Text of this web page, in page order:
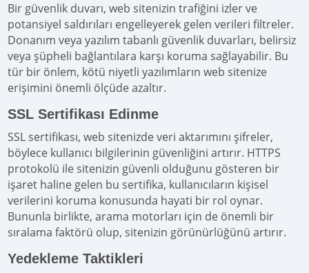
Bir güvenlik duvarı, web sitenizin trafiğini izler ve
potansiyel saldırıları engelleyerek gelen verileri filtreler.
Donanım veya yazılım tabanlı güvenlik duvarları, belirsiz
veya şüpheli bağlantılara karşı koruma sağlayabilir. Bu
tür bir önlem, kötü niyetli yazılımların web sitenize
erişimini önemli ölçüde azaltır.
SSL Sertifikası Edinme
SSL sertifikası, web sitenizde veri aktarımını şifreler,
böylece kullanıcı bilgilerinin güvenliğini artırır. HTTPS
protokolü ile sitenizin güvenli olduğunu gösteren bir
işaret haline gelen bu sertifika, kullanıcıların kişisel
verilerini koruma konusunda hayati bir rol oynar.
Bununla birlikte, arama motorları için de önemli bir
sıralama faktörü olup, sitenizin görünürlüğünü artırır.
Yedekleme Taktikleri